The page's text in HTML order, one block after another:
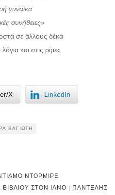
γυναίκα
συνήθειες»
σε άλλους δέκα
και στις ρίμες
X LinkedIn
ΒΑΓΙΏΤΗ
ΝΤΟΡΜΊΡΕ
ΒΙΒΛΊΟΥ ΣΤΟΝ ΙΑΝΟ | ΠΑΝΤΕΛΉΣ